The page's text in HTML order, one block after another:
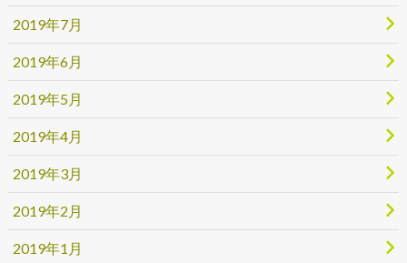
2019年7月
2019年6月
2019年5月
2019年4月
2019年3月
2019年2月
2019年1月